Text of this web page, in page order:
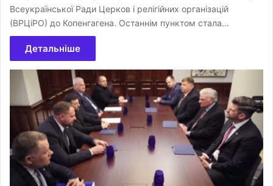
Всеукраїнської Ради Церков і релігійних організацій
(ВРЦіРО) до Копенгагена. Останнім пунктом стала…
Детальніше